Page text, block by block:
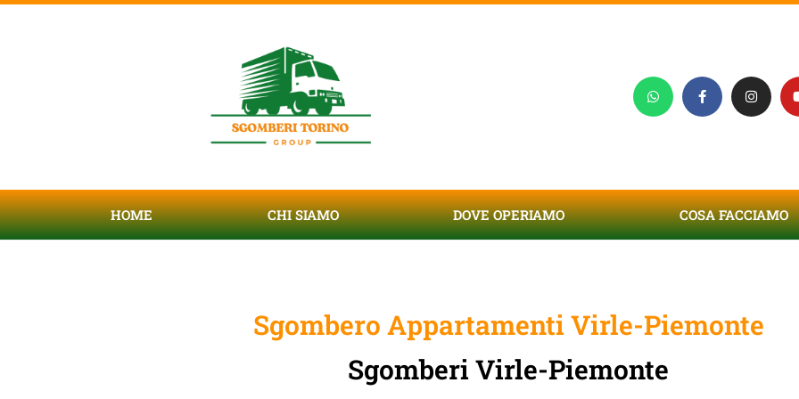
HOME CHI SIAMO DOVE OPERIAMO COSA FACCIAMO
Sgombero Appartamenti Virle-Piemonte
Sgomberi Virle-Piemonte